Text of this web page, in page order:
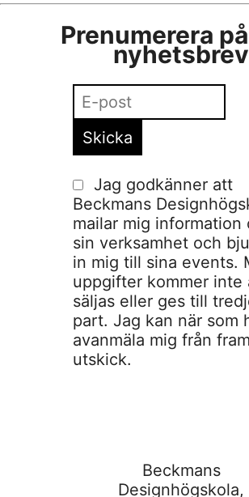
Prenumerera
nyhetsbrev
Jag godkänner att
Beckmans
mailar mig information
sin verksamhet och
in mig till sina events.
uppgifter kommer inte
säljas eller ges till
part. Jag kan när som
avanmäla mig från
utskick.
Beckmans
Designhögskola,